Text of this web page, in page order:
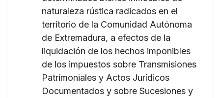
naturaleza rústica radicados en el
territorio de la Comunidad Autónoma
de Extremadura, a efectos de la
liquidación de los hechos imponibles
de los impuestos sobre Transmisiones
Patrimoniales y Actos Jurídicos
Documentados y sobre Sucesiones y